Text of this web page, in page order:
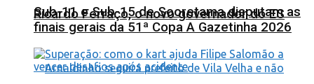
Ricardo Ferraço, o novo governador do ES
Sub-11 e Sub-15 de Sooretama disputam as
finais gerais da 51ª Copa A Gazetinha 2026